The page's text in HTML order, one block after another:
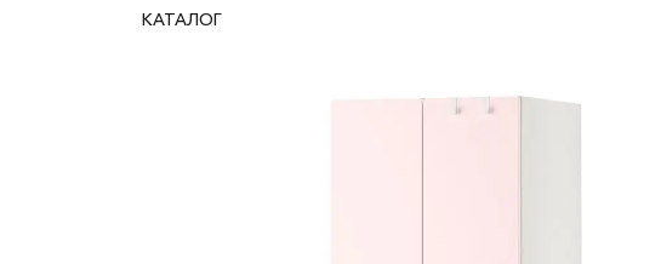
КАТАЛОГ